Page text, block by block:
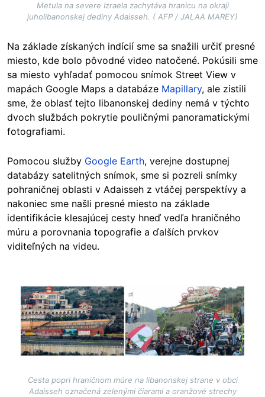
Metula na severe Izraela zachytáva hranicu na okraji
juholibanonskej dediny Adaisseh. ( AFP / JALAA MAREY)
Na základe získaných indícií sme sa snažili určiť presné
miesto, kde bolo pôvodné video natočené. Pokúsili sme
sa miesto vyhľadať pomocou snímok Street View v
mapách Google Maps a databáze Mapillary, ale zistili
sme, že oblasť tejto libanonskej dediny nemá v týchto
dvoch službách pokrytie pouličnými panoramatickými
fotografiami.
Pomocou služby Google Earth, verejne dostupnej
databázy satelitných snímok, sme si pozreli snímky
pohraničnej oblasti v Adaisseh z vtáčej perspektívy a
nakoniec sme našli presné miesto na základe
identifikácie klesajúcej cesty hneď vedľa hraničného
múru a porovnania topografie a ďalších prvkov
viditeľných na videu.
Image
Cesta popri hraničnom múre na libanonskej strane v obci
Adaisseh označená zelenými čiarami a oranžové strechy